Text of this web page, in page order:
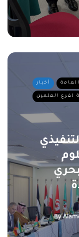
أخبار العامة
لفرع العلمين
By